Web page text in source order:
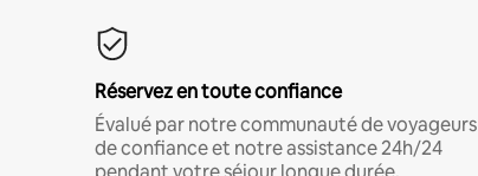
Réservez en toute confiance
Évalué par notre communauté de voyageurs
de confiance et notre assistance 24h/24